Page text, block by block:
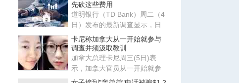
先砍这些费用
道明银行（TD Bank）周二（4
日）发布的最新调查显示，日
益高涨的生活成本已让加拿大
民
卡尼称加拿大从一开始就参与
调查并须汲取教训
加拿大总理卡尼周三(5日)表
示，加拿大官员从一开始就参
与了对一名被指控在北约军事